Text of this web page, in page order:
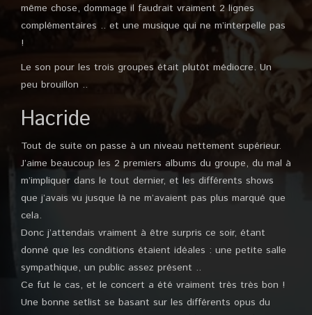
même chose, dommage il faudrait vraiment 2 lignes
complémentaires .. et une musique qui ne m’interpelle pas
!
Le son pour les trois groupes était plutôt médiocre. Un
peu brouillon ..
Hacride
Tout de suite on passe à un niveau nettement supérieur.
J’aime beaucoup les 2 premiers albums du groupe, du mal à
m’impliquer dans le tout dernier, et les différents shows
que j’avais vu jusque là ne m’avaient pas plus marqué que
cela.
Donc j’attendais vraiment à être surpris ce soir, étant
donné que les conditions étaient idéales : une petite salle
sympathique, un public assez présent ..
Ce fut le cas, et le concert a été vraiment très très bon !
Une bonne setlist se basant sur les différents opus du